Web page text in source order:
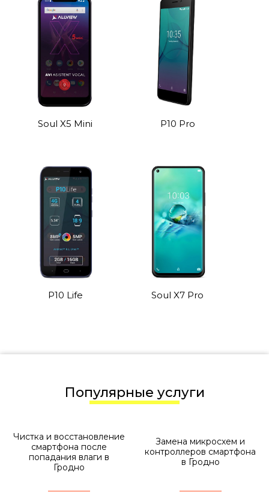
Soul X5 Mini P10 Pro
P10 Life Soul X7 Pro
Популярные услуги
Чистка и восстановление
смартфона после
попадания влаги в
Гродно
Замена микросхем и
контроллеров смартфона
в Гродно